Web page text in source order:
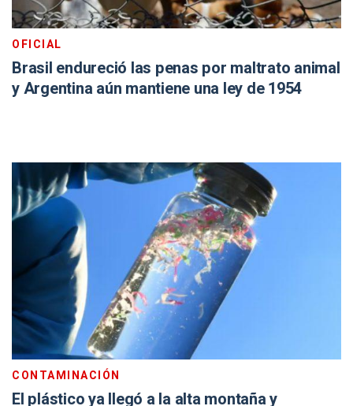
OFICIAL
Brasil endureció las penas por maltrato animal
y Argentina aún mantiene una ley de 1954
CONTAMINACIÓN
El plástico ya llegó a la alta montaña y